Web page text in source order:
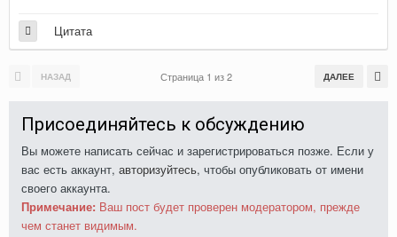
Цитата
НАЗАД ДАЛЕЕ
Страница 1 из 2
Присоединяйтесь к обсуждению
Вы можете написать сейчас и зарегистрироваться позже. Если у
вас есть аккаунт, авторизуйтесь, чтобы опубликовать от имени
своего аккаунта.
Примечание: Ваш пост будет проверен модератором, прежде
чем станет видимым.